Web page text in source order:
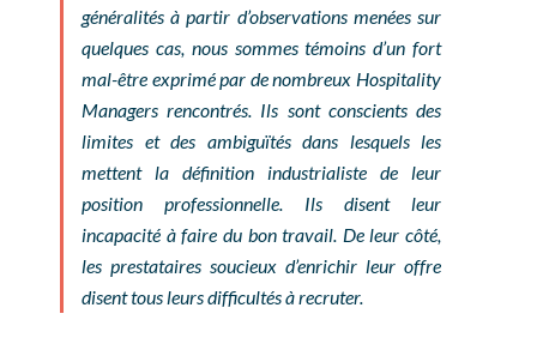
généralités à partir d’observations menées sur
quelques cas, nous sommes témoins d’un fort
mal-être exprimé par de nombreux Hospitality
Managers rencontrés. Ils sont conscients des
limites et des ambiguïtés dans lesquels les
mettent la définition industrialiste de leur
position professionnelle. Ils disent leur
incapacité à faire du bon travail. De leur côté,
les prestataires soucieux d’enrichir leur offre
disent tous leurs difficultés à recruter.